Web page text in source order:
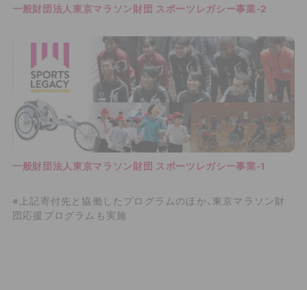
一般財団法人東京マラソン財団 スポーツレガシー事業‐2
一般財団法人東京マラソン財団 スポーツレガシー事業‐1
※上記寄付先と協働したプログラムのほか、東京マラソン財
団応援プログラムも実施